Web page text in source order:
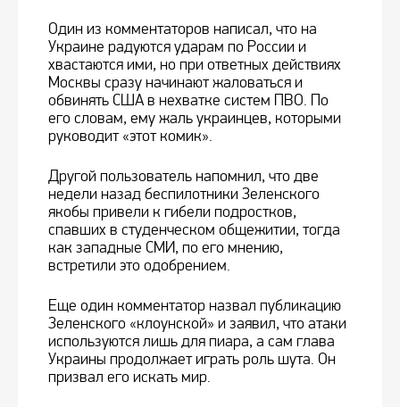
Один из комментаторов написал, что на
Украине радуются ударам по России и
хвастаются ими, но при ответных действиях
Москвы сразу начинают жаловаться и
обвинять США в нехватке систем ПВО. По
его словам, ему жаль украинцев, которыми
руководит «этот комик».
Другой пользователь напомнил, что две
недели назад беспилотники Зеленского
якобы привели к гибели подростков,
спавших в студенческом общежитии, тогда
как западные СМИ, по его мнению,
встретили это одобрением.
Еще один комментатор назвал публикацию
Зеленского «клоунской» и заявил, что атаки
используются лишь для пиара, а сам глава
Украины продолжает играть роль шута. Он
призвал его искать мир.